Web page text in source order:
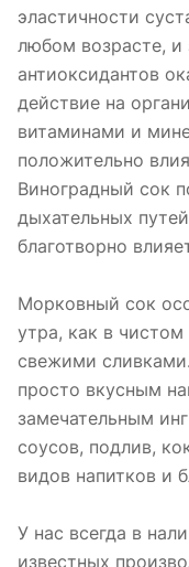
эластичности
любом возрасте, и
антиоксидантов
действие на
витаминами и
положительно
Виноградный сок
дыхательных
благотворно
Морковный сок
утра, как в
свежими
просто вкусным
замечательным
соусов, подлив,
видов напитков и
У нас всегда в
известных